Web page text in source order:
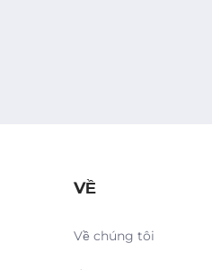
VỀ
Về chúng tôi